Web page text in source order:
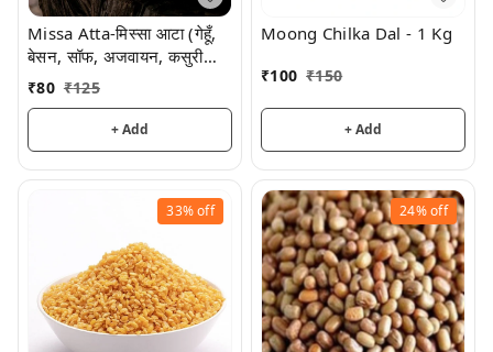
Missa Atta-मिस्सा आटा (गेहूँ,
बेसन, सॉफ, अजवायन, कसुरी
मैथी)
₹80 ₹125
+ Add
Moong Chilka Dal - 1 Kg
₹100 ₹150
+ Add
33%off 24%off